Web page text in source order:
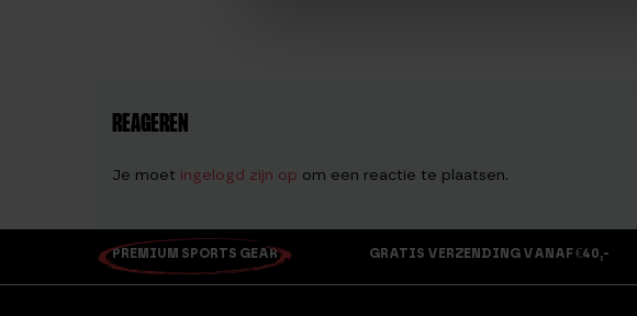
REAGEREN
Je moet ingelogd zijn op om een reactie te plaatsen.
PREMIUM SPORTS GEAR GRATIS VERZENDING VANAF €40,-